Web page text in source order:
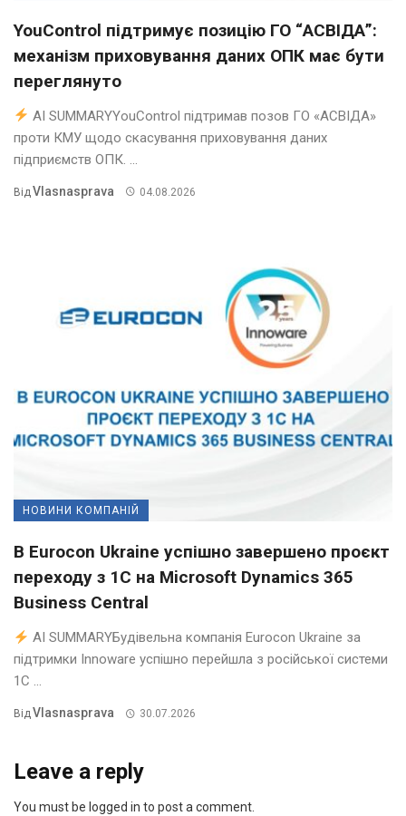
YouControl підтримує позицію ГО “АСВІДА”:
механізм приховування даних ОПК має бути
переглянуто
AI SUMMARYYouControl підтримав позов ГО «АСВІДА»
проти КМУ щодо скасування приховування даних
підприємств ОПК. ...
Від Vlasnasprava 04.08.2026
НОВИНИ КОМПАНІЙ
В Eurocon Ukraine успішно завершено проєкт
переходу з 1С на Microsoft Dynamics 365
Business Central
AI SUMMARYБудівельна компанія Eurocon Ukraine за
підтримки Innoware успішно перейшла з російської системи
1С ...
ВідVlasnasprava 30.07.2026
Leave a reply
You must be logged in to post a comment.